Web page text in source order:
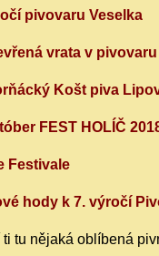
pivovaru Veselka
vrata v
Košt piva
FEST HOLÍČ
Festivale
hody k 7. výročí
tu nějaká oblíbená